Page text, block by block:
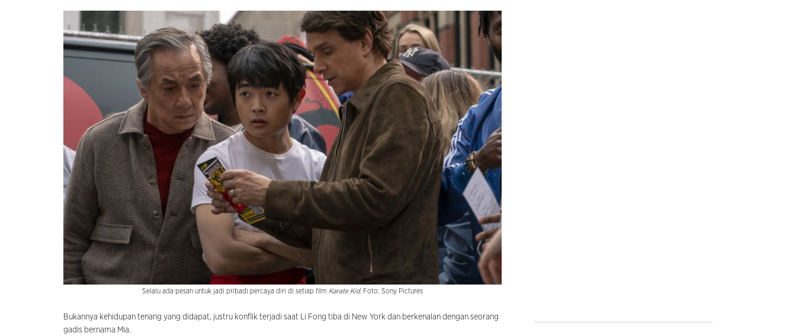
Selalu ada pesan untuk jadi pribadi percaya diri di setiap film Karate Kid. Foto: Sony Pictures
Bukannya kehidupan tenang yang didapat, justru konflik terjadi saat Li Fong tiba di New York dan berkenalan dengan seorang
gadis bernama Mia.